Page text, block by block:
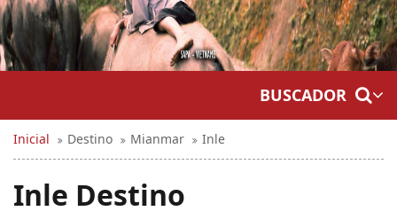
BUSCADOR
Inicial Destino Mianmar Inle
Inle Destino